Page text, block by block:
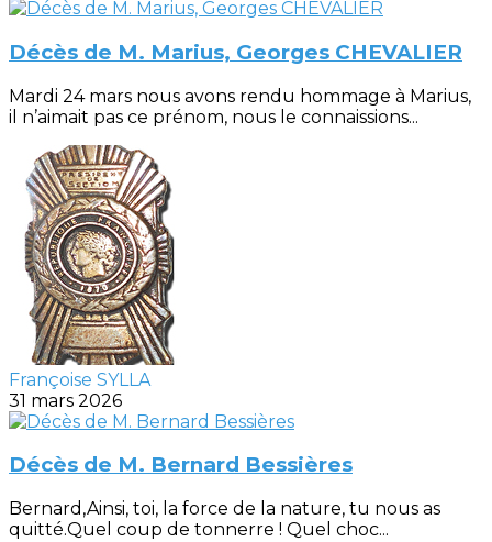
Décès de M. Marius, Georges CHEVALIER
Mardi 24 mars nous avons rendu hommage à Marius,
il n’aimait pas ce prénom, nous le connaissions...
Françoise SYLLA
31 mars 2026
Décès de M. Bernard Bessières
Bernard,Ainsi, toi, la force de la nature, tu nous as
quitté.Quel coup de tonnerre ! Quel choc...